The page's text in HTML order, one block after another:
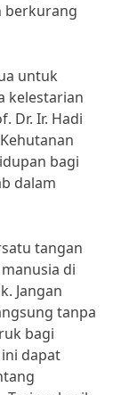
berkurang
untuk
kelestarian
Dr. Ir. Hadi
bagi
dalam
tangan
di
Jangan
tanpa
bagi
dapat